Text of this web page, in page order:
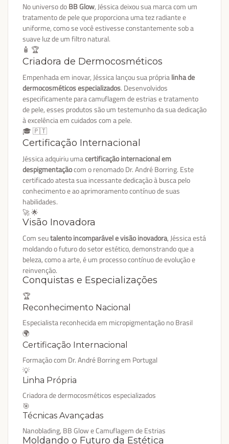
No universo doBB Glow, Jéssica deixou sua marca com um
tratamento de pele que proporciona uma tez radiante e
uniforme, como se você estivesse constantemente sob a
suave luz de um filtro natural.
🧴 🏆
Criadora de Dermocosméticos
Empenhada em inovar, Jéssica lançou sua próprialinha de
dermocosméticos especializados. Desenvolvidos
especificamente para camuflagem de estrias e tratamento
de pele, esses produtos são um testemunho da sua dedicação
à excelência em cuidados com a pele.
🎓 🇵🇹
Certificação Internacional
Jéssica adquiriu umacertificação internacional em
despigmentaçãocom o renomado Dr. André Borring. Este
certificado atesta sua incessante dedicação à busca pelo
conhecimento e ao aprimoramento contínuo de suas
habilidades.
🚀 🌟
Visão Inovadora
Com seutalento incomparável e visão inovadora, Jéssica está
moldando o futuro do setor estético, demonstrando que a
beleza, como a arte, é um processo contínuo de evolução e
reinvenção.
Conquistas e Especializações
🏆
Reconhecimento Nacional
Especialista reconhecida em micropigmentação no Brasil
🌍
Certificação Internacional
Formação com Dr. André Borring em Portugal
💡
Linha Própria
Criadora de dermocosméticos especializados
🎯
Técnicas Avançadas
Nanoblading, BB Glow e Camuflagem de Estrias
Moldando o Futuro da Estética